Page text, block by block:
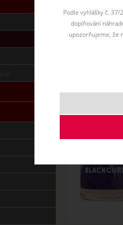
Podle vyhlášky č.
doplňování
upozorňujeme, že